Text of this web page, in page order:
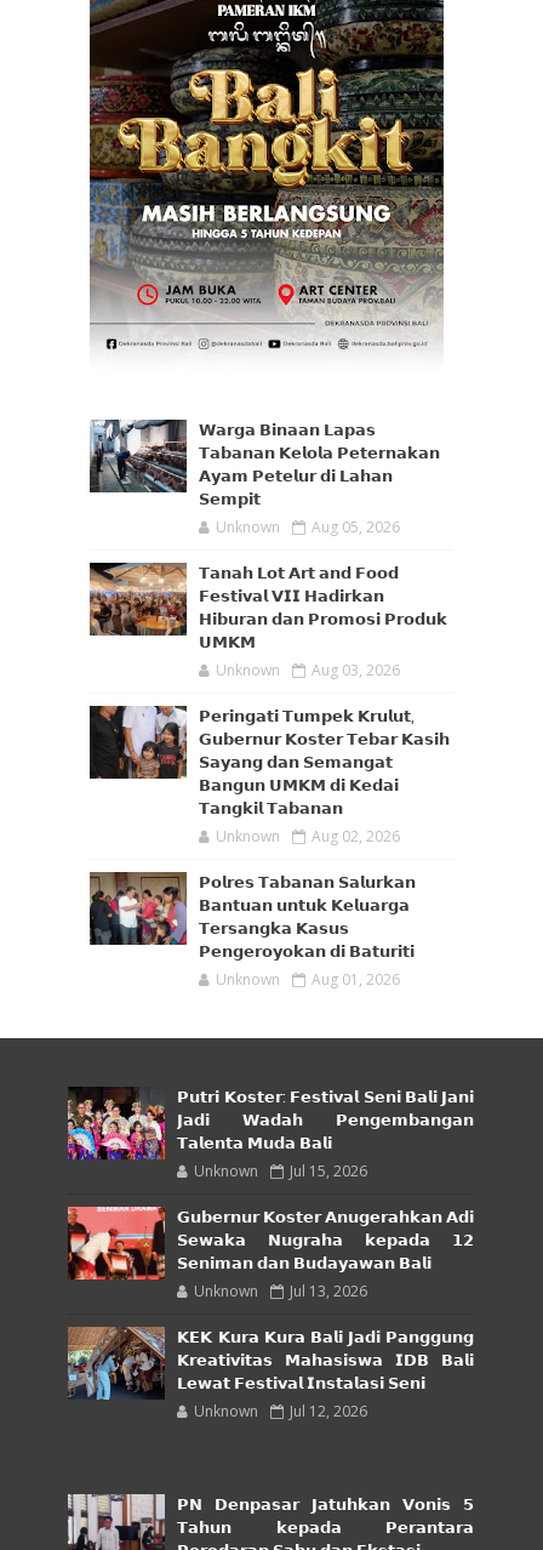
𝗪𝗮𝗿𝗴𝗮 𝗕𝗶𝗻𝗮𝗮𝗻 𝗟𝗮𝗽𝗮𝘀
𝗧𝗮𝗯𝗮𝗻𝗮𝗻 𝗞𝗲𝗹𝗼𝗹𝗮 𝗣𝗲𝘁𝗲𝗿𝗻𝗮𝗸𝗮𝗻
𝗔𝘆𝗮𝗺 𝗣𝗲𝘁𝗲𝗹𝘂𝗿 𝗱𝗶 𝗟𝗮𝗵𝗮𝗻
𝗦𝗲𝗺𝗽𝗶𝘁
Unknown Aug 05, 2026
𝗧𝗮𝗻𝗮𝗵 𝗟𝗼𝘁 𝗔𝗿𝘁 𝗮𝗻𝗱 𝗙𝗼𝗼𝗱
𝗙𝗲𝘀𝘁𝗶𝘃𝗮𝗹 𝗩𝗜𝗜 𝗛𝗮𝗱𝗶𝗿𝗸𝗮𝗻
𝗛𝗶𝗯𝘂𝗿𝗮𝗻 𝗱𝗮𝗻 𝗣𝗿𝗼𝗺𝗼𝘀𝗶 𝗣𝗿𝗼𝗱𝘂𝗸
𝗨𝗠𝗞𝗠
Unknown Aug 03, 2026
𝗣𝗲𝗿𝗶𝗻𝗴𝗮𝘁𝗶 𝗧𝘂𝗺𝗽𝗲𝗸 𝗞𝗿𝘂𝗹𝘂𝘁,
𝗚𝘂𝗯𝗲𝗿𝗻𝘂𝗿 𝗞𝗼𝘀𝘁𝗲𝗿 𝗧𝗲𝗯𝗮𝗿 𝗞𝗮𝘀𝗶𝗵
𝗦𝗮𝘆𝗮𝗻𝗴 𝗱𝗮𝗻 𝗦𝗲𝗺𝗮𝗻𝗴𝗮𝘁
𝗕𝗮𝗻𝗴𝘂𝗻 𝗨𝗠𝗞𝗠 𝗱𝗶 𝗞𝗲𝗱𝗮𝗶
𝗧𝗮𝗻𝗴𝗸𝗶𝗹 𝗧𝗮𝗯𝗮𝗻𝗮𝗻
Unknown Aug 02, 2026
𝗣𝗼𝗹𝗿𝗲𝘀 𝗧𝗮𝗯𝗮𝗻𝗮𝗻 𝗦𝗮𝗹𝘂𝗿𝗸𝗮𝗻
𝗕𝗮𝗻𝘁𝘂𝗮𝗻 𝘂𝗻𝘁𝘂𝗸 𝗞𝗲𝗹𝘂𝗮𝗿𝗴𝗮
𝗧𝗲𝗿𝘀𝗮𝗻𝗴𝗸𝗮 𝗞𝗮𝘀𝘂𝘀
𝗣𝗲𝗻𝗴𝗲𝗿𝗼𝘆𝗼𝗸𝗮𝗻 𝗱𝗶 𝗕𝗮𝘁𝘂𝗿𝗶𝘁𝗶
Unknown Aug 01, 2026
𝗣𝘂𝘁𝗿𝗶 𝗞𝗼𝘀𝘁𝗲𝗿: 𝗙𝗲𝘀𝘁𝗶𝘃𝗮𝗹 𝗦𝗲𝗻𝗶 𝗕𝗮𝗹𝗶 𝗝𝗮𝗻𝗶
𝗝𝗮𝗱𝗶 𝗪𝗮𝗱𝗮𝗵 𝗣𝗲𝗻𝗴𝗲𝗺𝗯𝗮𝗻𝗴𝗮𝗻
𝗧𝗮𝗹𝗲𝗻𝘁𝗮 𝗠𝘂𝗱𝗮 𝗕𝗮𝗹𝗶
Unknown Jul 15, 2026
𝗚𝘂𝗯𝗲𝗿𝗻𝘂𝗿 𝗞𝗼𝘀𝘁𝗲𝗿 𝗔𝗻𝘂𝗴𝗲𝗿𝗮𝗵𝗸𝗮𝗻 𝗔𝗱𝗶
𝗦𝗲𝘄𝗮𝗸𝗮 𝗡𝘂𝗴𝗿𝗮𝗵𝗮 𝗸𝗲𝗽𝗮𝗱𝗮 𝟭𝟮
𝗦𝗲𝗻𝗶𝗺𝗮𝗻 𝗱𝗮𝗻 𝗕𝘂𝗱𝗮𝘆𝗮𝘄𝗮𝗻 𝗕𝗮𝗹𝗶
Unknown Jul 13, 2026
𝗞𝗘𝗞 𝗞𝘂𝗿𝗮 𝗞𝘂𝗿𝗮 𝗕𝗮𝗹𝗶 𝗝𝗮𝗱𝗶 𝗣𝗮𝗻𝗴𝗴𝘂𝗻𝗴
𝗞𝗿𝗲𝗮𝘁𝗶𝘃𝗶𝘁𝗮𝘀 𝗠𝗮𝗵𝗮𝘀𝗶𝘀𝘄𝗮 𝗜𝗗𝗕 𝗕𝗮𝗹𝗶
𝗟𝗲𝘄𝗮𝘁 𝗙𝗲𝘀𝘁𝗶𝘃𝗮𝗹 𝗜𝗻𝘀𝘁𝗮𝗹𝗮𝘀𝗶 𝗦𝗲𝗻𝗶
Unknown Jul 12, 2026
𝗣𝗡 𝗗𝗲𝗻𝗽𝗮𝘀𝗮𝗿 𝗝𝗮𝘁𝘂𝗵𝗸𝗮𝗻 𝗩𝗼𝗻𝗶𝘀 𝟱
𝗧𝗮𝗵𝘂𝗻 𝗸𝗲𝗽𝗮𝗱𝗮 𝗣𝗲𝗿𝗮𝗻𝘁𝗮𝗿𝗮